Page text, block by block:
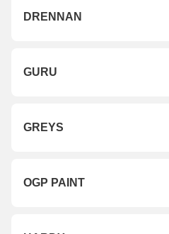
DRENNAN
GURU
GREYS
OGP PAINT